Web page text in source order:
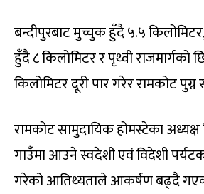
बन्दीपुरबाट मुच्चुक हुँदै ५.५
हुँदै ८ किलोमिटर र पृथ्वी राजमार्गको
किलोमिटर दूरी पार गरेर रामकोट
रामकोट सामुदायिक होमस्टेका
गाउँमा आउने स्वदेशी एवं विदेशी
गरेको आतिथ्यताले आकर्षण बढ्दै